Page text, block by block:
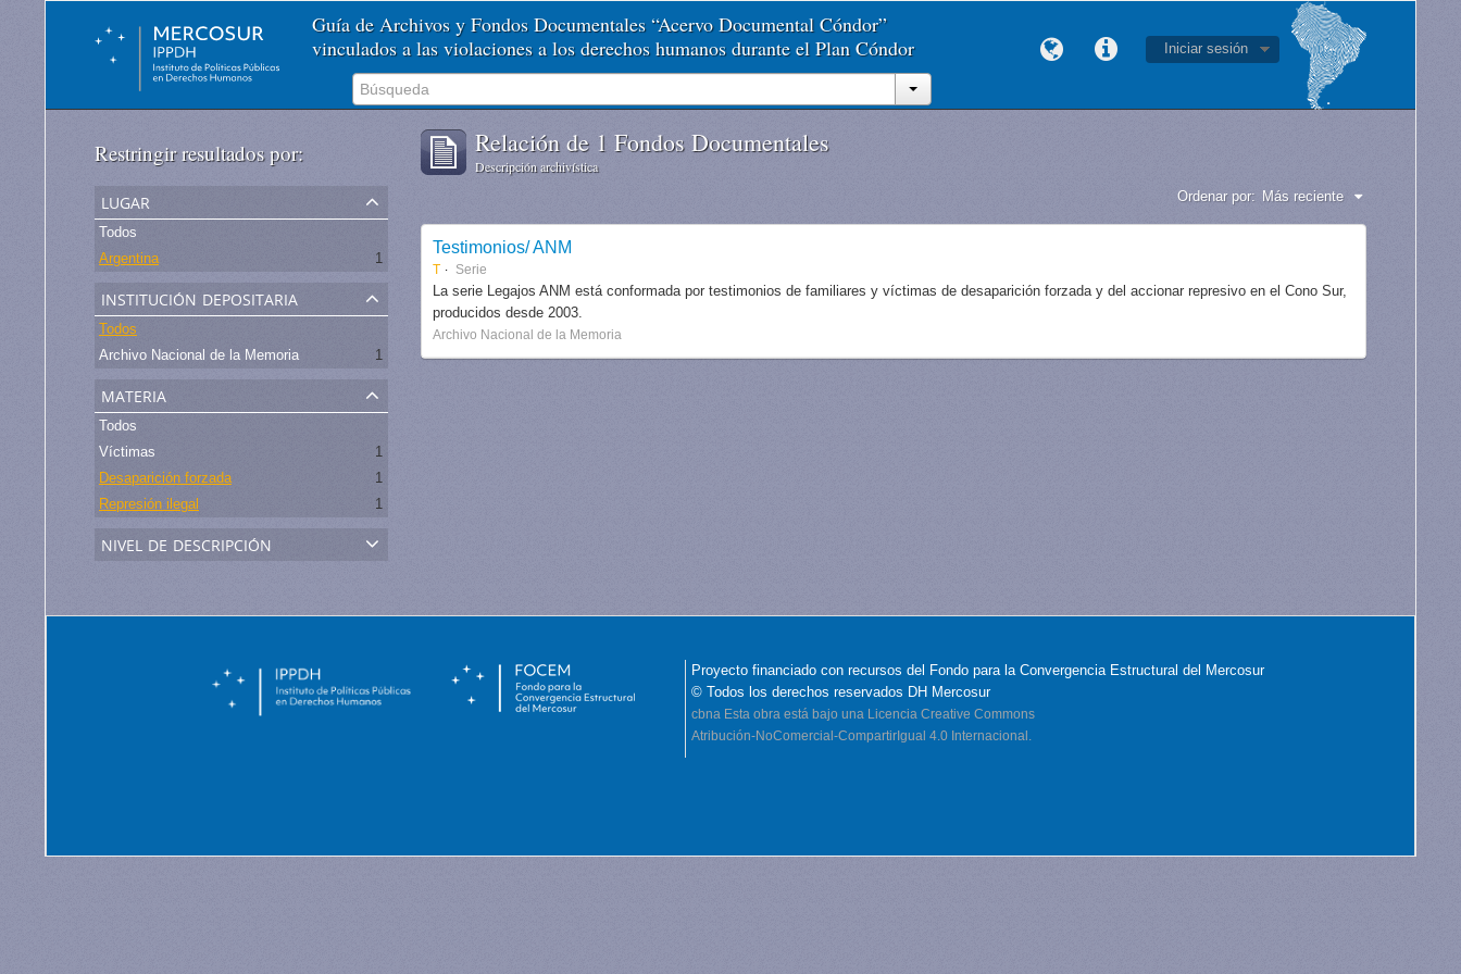
Guía de Archivos y Fondos Documentales “Acervo Documental Cóndor”
vinculados a las violaciones a los derechos humanos durante el Plan Cóndor
Iniciar sesión
Restringir resultados por:
lugar
Todos
Argentina
1
institución depositaria
Todos
Archivo Nacional de la Memoria
1
materia
Todos
Víctimas
1
Desaparición forzada
1
Represión ilegal
1
nivel de descripción
Relación de 1 Fondos Documentales
Descripción archivística
Ordenar por: Más reciente
Testimonios/ ANM
T Serie
La serie Legajos ANM está conformada por testimonios de familiares y víctimas de desaparición forzada y del accionar represivo en el Cono Sur,
producidos desde 2003.
Archivo Nacional de la Memoria
Proyecto financiado con recursos del Fondo para la Convergencia Estructural del Mercosur
© Todos los derechos reservados DH Mercosur
cbna Esta obra está bajo una Licencia Creative Commons
Atribución-NoComercial-CompartirIgual 4.0 Internacional.